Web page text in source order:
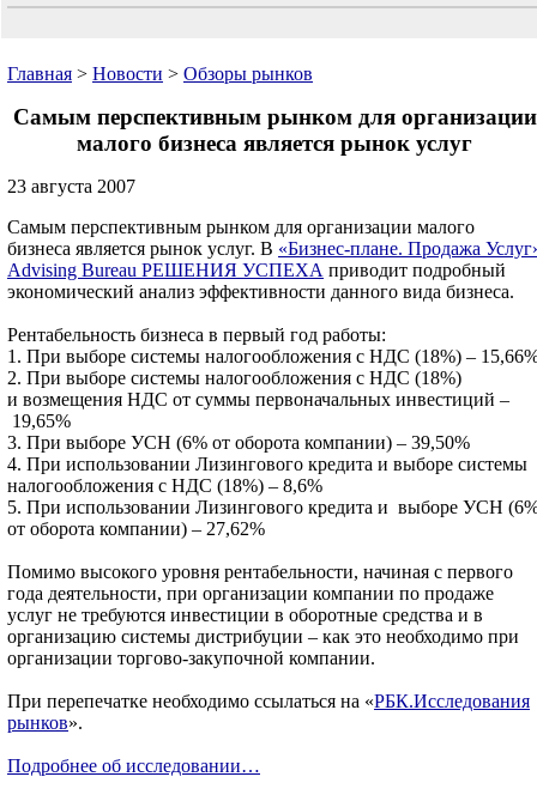
Главная > Новости > Обзоры рынков
Самым перспективным рынком для организации
малого бизнеса является рынок услуг
23 августа 2007
Самым перспективным рынком для организации малого
бизнеса является рынок услуг. В «Бизнес-плане. Продажа
Advising Bureau РЕШЕНИЯ УСПЕХА приводит подробный
экономический анализ эффективности данного вида бизнеса.
Рентабельность бизнеса в первый год работы:
1. При выборе системы налогообложения с НДС (18%) –
2. При выборе системы налогообложения с НДС (18%)
и возмещения НДС от суммы первоначальных инвестиций –
19,65%
3. При выборе УСН (6% от оборота компании) – 39,50%
4. При использовании Лизингового кредита и выборе системы
налогообложения с НДС (18%) – 8,6%
5. При использовании Лизингового кредита и выборе УСН
от оборота компании) – 27,62%
Помимо высокого уровня рентабельности, начиная с первого
года деятельности, при организации компании по продаже
услуг не требуются инвестиции в оборотные средства и в
организацию системы дистрибуции – как это необходимо при
организации торгово-закупочной компании.
При перепечатке необходимо ссылаться на «РБК.Исследования
рынков».
Подробнее об исследовании…